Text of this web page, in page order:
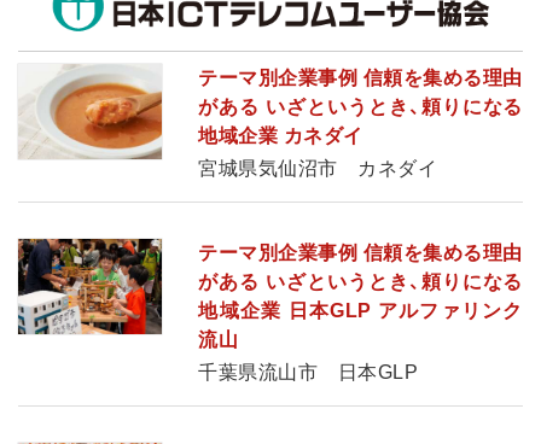
テーマ別企業事例 信頼を集める理由
がある いざというとき、頼りになる
地域企業 カネダイ
宮城県気仙沼市 カネダイ
テーマ別企業事例 信頼を集める理由
がある いざというとき、頼りになる
地域企業 日本GLP アルファリンク
流山
千葉県流山市 日本GLP